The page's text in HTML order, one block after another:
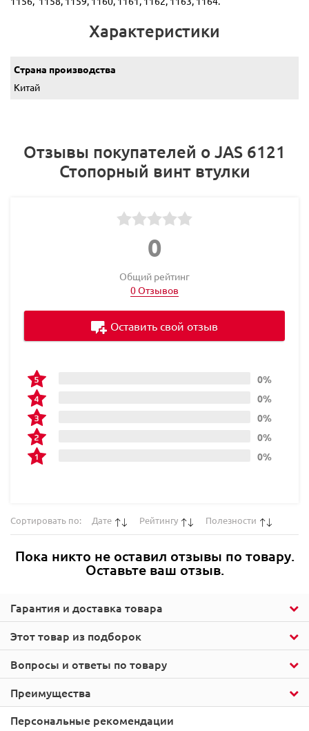
Характеристики
Страна производства
Китай
Этот товар из подборок
Гарантия и доставка товара
Отзывы покупателей о JAS 6121
Стопорный винт втулки
0
Общий рейтинг
0 Отзывов
0%
0%
0%
0%
0%
Оставить свой отзыв
Сортировать по: Дате Рейтингу Полезности
Пока никто не оставил отзывы по товару.
Оставьте ваш отзыв.
Вопросы и ответы по товару
Преимущества
Персональные рекомендации